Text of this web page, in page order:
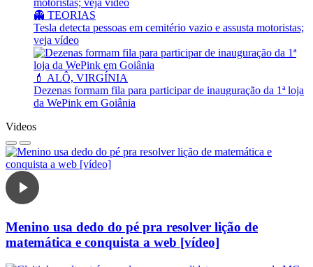
👻 TEORIAS
Tesla detecta pessoas em cemitério vazio e assusta motoristas;
veja vídeo
💄 ALÔ, VIRGÍNIA
Dezenas formam fila para participar de inauguração da 1ª loja
da WePink em Goiânia
Videos
Menino usa dedo do pé pra resolver lição de
matemática e conquista a web [vídeo]